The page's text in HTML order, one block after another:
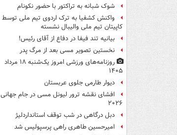
شوک شبانه به تراکتور با حضور نکونام
واکنش کشفیا به ترک اردوی تیم ملی توسط
کاپیتان تیم ملی والیبال نشسته
بیانیه تند فیفا در دفاع از آقای رئیس!
نخستین تصویر مسی بعد از مرگ پدر
روزنامه‌های ورزشی امروز یک‌شنبه ۱۸ مرداد
۱۴۰۵
دیوار طارمی جلوی عربستان
افشای نقشه ترور لیونل مسی در جام جهانی
۲۰۲۶
دبل درگاهی در شب توقف استانداردلیژ
امیرحسین طاهری راهی پرسپولیس شد